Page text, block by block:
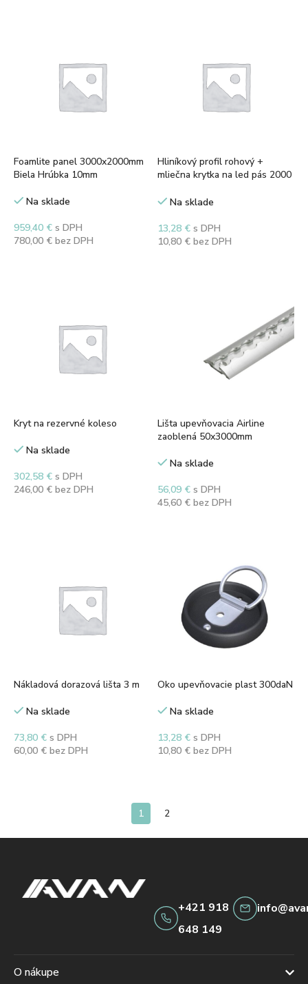
Foamlite panel 3000x2000mm
Biela Hrúbka 10mm
Na sklade
959,40 € s DPH
780,00 € bez DPH
Hliníkový profil rohový +
mliečna krytka na led pás 2000
Na sklade
13,28 € s DPH
10,80 €bez DPH
Kryt na rezervné koleso
Na sklade
302,58 € s DPH
246,00 € bez DPH
Lišta upevňovacia Airline
zaoblená 50x3000mm
Na sklade
56,09 € s DPH
45,60 €bez DPH
Nákladová dorazová lišta 3 m
Na sklade
73,80 € s DPH
60,00 € bez DPH
Oko upevňovacie plast 300daN
Na sklade
13,28 € s DPH
10,80 €bez DPH
1 2
+421 918
648 149
O nákupe